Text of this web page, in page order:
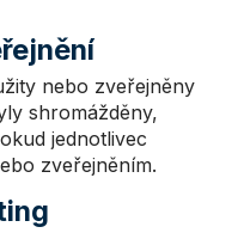
nebo zveřejněny
shromážděny,
jednotlivec
zveřejněním.